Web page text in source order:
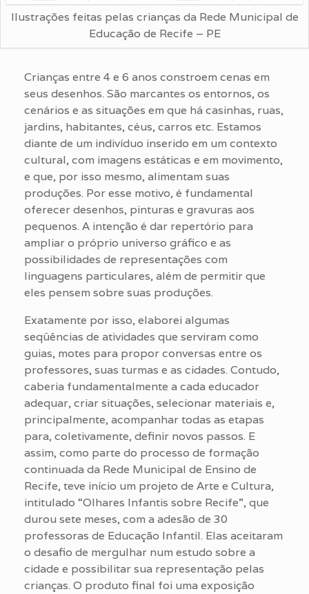
Ilustrações feitas pelas crianças da Rede Municipal de
Educação de Recife – PE
Crianças entre 4 e 6 anos constroem cenas em
seus desenhos. São marcantes os entornos, os
cenários e as situações em que há casinhas, ruas,
jardins, habitantes, céus, carros etc. Estamos
diante de um indivíduo inserido em um contexto
cultural, com imagens estáticas e em movimento,
e que, por isso mesmo, alimentam suas
produções. Por esse motivo, é fundamental
oferecer desenhos, pinturas e gravuras aos
pequenos. A intenção é dar repertório para
ampliar o próprio universo gráfico e as
possibilidades de representações com
linguagens particulares, além de permitir que
eles pensem sobre suas produções.
Exatamente por isso, elaborei algumas
seqüências de atividades que serviram como
guias, motes para propor conversas entre os
professores, suas turmas e as cidades. Contudo,
caberia fundamentalmente a cada educador
adequar, criar situações, selecionar materiais e,
principalmente, acompanhar todas as etapas
para, coletivamente, definir novos passos. E
assim, como parte do processo de formação
continuada da Rede Municipal de Ensino de
Recife, teve início um projeto de Arte e Cultura,
intitulado “Olhares Infantis sobre Recife”, que
durou sete meses, com a adesão de 30
professoras de Educação Infantil. Elas aceitaram
o desafio de mergulhar num estudo sobre a
cidade e possibilitar sua representação pelas
crianças. O produto final foi uma exposição